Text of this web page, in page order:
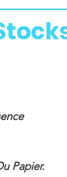
Papier.